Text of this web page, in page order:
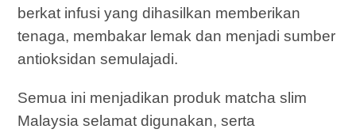
berkat infusi yang dihasilkan memberikan
tenaga, membakar lemak dan menjadi sumber
antioksidan semulajadi.
Semua ini menjadikan produk matcha slim
Malaysia selamat digunakan, serta